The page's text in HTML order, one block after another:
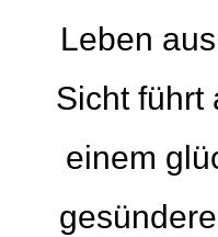
Leben
Sicht führt
einem